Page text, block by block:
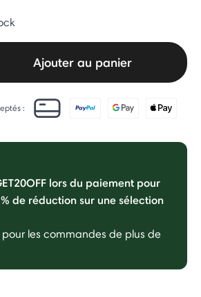
Ajouter au panier
:
lors du paiement pour
de réduction sur une sélection
les commandes de plus de